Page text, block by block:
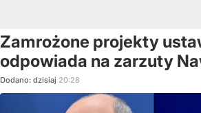
Zamrożone projekty
odpowiada na zarzuty
Dodano: dzisiaj 20:28